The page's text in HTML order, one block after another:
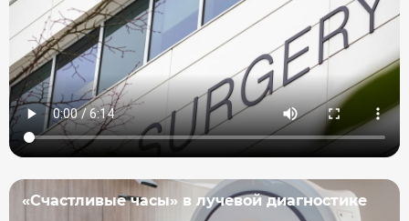
«Счастливые часы» в лучевой диагностике